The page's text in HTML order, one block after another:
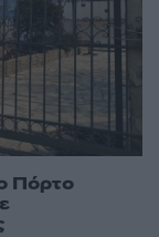
Πόρτο